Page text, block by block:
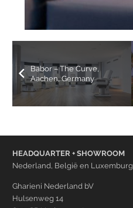
Babor – The Curve,
Aachen, Germany
HEADQUARTER + SHOWROOM
Nederland, België en Luxemburg
Gharieni Nederland bV
Hulsenweg 14